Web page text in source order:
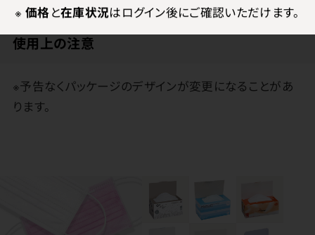
※ 価格と在庫状況はログイン後にご確認いただけます。
使用上の注意
※予告なくパッケージのデザインが変更になることがあ
ります。